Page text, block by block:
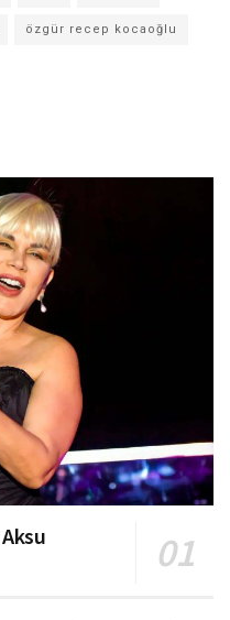
özgür recep kocaoğlu